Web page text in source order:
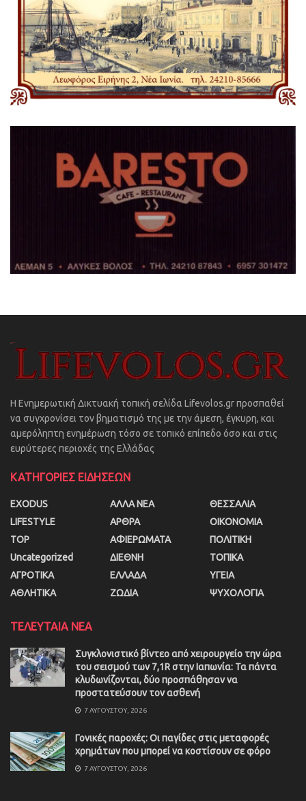
Η Ενημερωτική Δικτυακή τοπική σελίδα Lifevolos.gr προσπαθεί
να συγχρονίσει τον βηματισμό της με την άμεση, έγκυρη, και
αμερόληπτη ενημέρωση τόσο σε τοπικό επίπεδο όσο και στις
ευρύτερες περιοχές της Ελλάδας
ΚΑΤΗΓΟΡΙΕΣ ΕΙΔΗΣΕΩΝ
EXODUS
LIFESTYLE
TOP
Uncategorized
ΑΓΡΟΤΙΚΑ
ΑΘΛΗΤΙΚΑ
ΑΛΛΑ ΝΕΑ
ΑΡΘΡΑ
ΑΦΙΕΡΩΜΑΤΑ
ΔΙΕΘΝΗ
ΕΛΛΑΔΑ
ΖΩΔΙΑ
ΘΕΣΣΑΛΙΑ
ΟΙΚΟΝΟΜΙΑ
ΠΟΛΙΤΙΚΗ
ΤΟΠΙΚΑ
ΥΓΕΙΑ
ΨΥΧΟΛΟΓΙΑ
ΤΕΛΕΥΤΑΙΑ ΝΕΑ
Συγκλονιστικό βίντεο από χειρουργείο την ώρα
του σεισμού των 7,1R στην Ιαπωνία: Τα πάντα
κλυδωνίζονται, δύο προσπάθησαν να
προστατεύσουν τον ασθενή
7 ΑΥΓΟΎΣΤΟΥ, 2026
Γονικές παροχές: Οι παγίδες στις μεταφορές
χρημάτων που μπορεί να κοστίσουν σε φόρο
7 ΑΥΓΟΎΣΤΟΥ, 2026